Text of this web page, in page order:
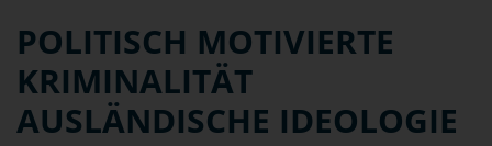
POLITISCH MOTIVIERTE
KRIMINALITÄT
AUSLÄNDISCHE IDEOLOGIE